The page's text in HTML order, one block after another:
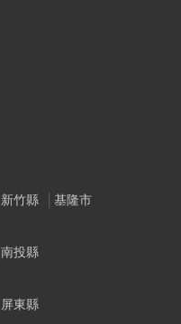
新竹縣
基隆市
南投縣
屏東縣